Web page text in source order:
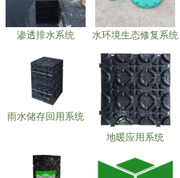
渗透排水系统 水环境生态修复系统
雨水储存回用系统
地暖应用系统